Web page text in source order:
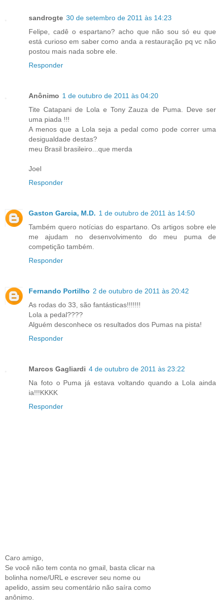
sandrogte 30 de setembro de 2011 às 14:23
Felipe, cadê o espartano? acho que não sou só eu que
está curioso em saber como anda a restauração pq vc não
postou mais nada sobre ele.
Responder
Anônimo 1 de outubro de 2011 às 04:20
Tite Catapani de Lola e Tony Zauza de Puma. Deve ser
uma piada !!!
A menos que a Lola seja a pedal como pode correr uma
desigualdade destas?
meu Brasil brasileiro...que merda
Joel
Responder
Gaston Garcia, M.D. 1 de outubro de 2011 às 14:50
Também quero notícias do espartano. Os artigos sobre ele
me ajudam no desenvolvimento do meu puma de
competição também.
Responder
Fernando Portilho 2 de outubro de 2011 às 20:42
As rodas do 33, são fantásticas!!!!!!!
Lola a pedal????
Alguém desconhece os resultados dos Pumas na pista!
Responder
Marcos Gagliardi 4 de outubro de 2011 às 23:22
Na foto o Puma já estava voltando quando a Lola ainda
ia!!!KKKK
Responder
Caro amigo,
Se você não tem conta no gmail, basta clicar na
bolinha nome/URL e escrever seu nome ou
apelido, assim seu comentário não saíra como
anônimo.